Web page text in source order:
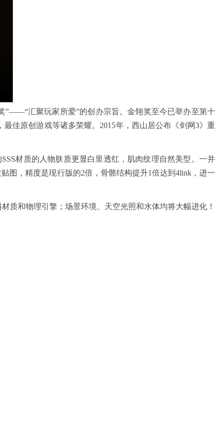
汇聚玩家所爱”的创办宗旨。金翎奖至今已举办至第十
佳原创游戏等诸多荣耀。2015年，西山居公布《剑网3》重
材质的人物肤质更显白里透红，肌肉纹理自然美型。一并
图，精度是现行版的2倍，骨骼结构提升1倍达到4link，进一
和物理引擎；场景环境、天空光照和水体均将大幅进化！